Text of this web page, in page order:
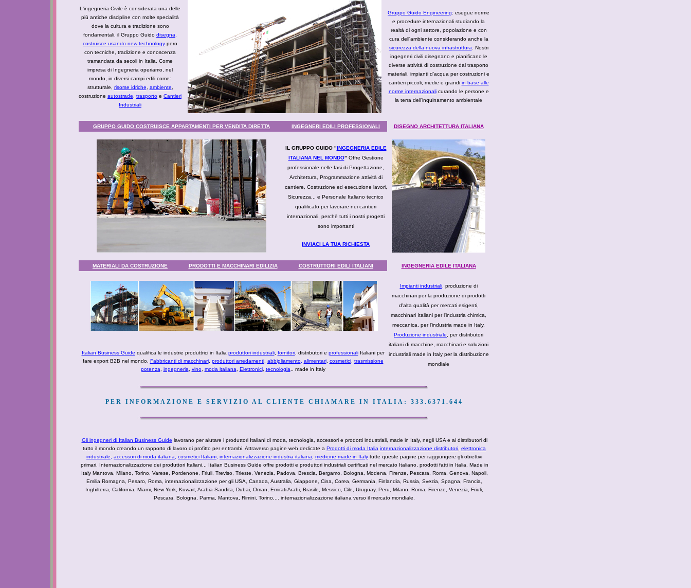
L'ingegneria Civile è considerata una delle
più antiche discipline con molte specialità
dove la cultura e tradizione sono
fondamentali, il Gruppo Guido disegna,
costruisce usando new technology pero
con tecniche, tradizione e conoscenza
tramandata da secoli in Italia. Come
impresa di Ingegneria operiamo, nel
mondo, in diversi campi edili come:
strutturale, risorse idriche ambiente
costruzione autostrade trasporto e Cantieri
Industriali
Gruppo Guido Engineering: esegue norme
e procedure internazionali studiando la
realtà di ogni settore, popolazione e con
cura dell'ambiente considerando anche la
sicurezza della nuova infrastruttura . Nostri
ingegneri civili disegnano e pianificano le
diverse attività di costruzione dal trasporto
materiali, impianti d'acqua per costruzioni e
cantieri piccoli, medie e grandi in base alle
norme internazionalicurando le persone e
la terra dell'inquinamento ambientale
GRUPPO GUIDO COSTRUISCE APPARTAMENTI PER VENDITA DIRETTA INGEGNERI EDILI PROFESSIONALI DISEGNO ARCHITETTURA ITALIANA
IL GRUPPO GUIDO "INGEGNERIA EDILE
ITALIANA NEL MONDO" Offre Gestione
professionale nelle fasi di Progettazione,
Architettura, Programmazione attività di
cantiere, Costruzione ed esecuzione lavori,
Sicurezza... e Personale Italiano tecnico
qualificato per lavorare nei cantieri
internazionali, perchè tutti i nostri progetti
sono importanti
INVIACI LA TUA RICHIESTA
MATERIALI DA COSTRUZIONE PRODOTTI E MACCHINARI EDILIZIA COSTRUTTORI EDILI ITALIANI INGEGNERIA EDILE ITALIANA
Impianti industriali, produzione di
macchinari per la produzione di prodotti
d'alta qualità per mercati esigenti,
macchinari Italiani per l'industria chimica,
meccanica, per l'industria made in Italy.
Produzione industriale , per distributori
italiani di macchine, macchinari e soluzioni
industriali made in Italy per la distribuzione
mondiale
Italian Business Guide qualifica le industrie produttrici in Italia produttori industriali, fornitori, distributori e professionaliItaliani per
fare export B2B nel mondo. Fabbricanti di macchinari, produttori arredamenti, abbigliamento, alimentari, cosmetici, trasmissione
potenza
ingegneria vino, moda italiana Elettronici, tecnologia .. made in Italy
PER INFORMAZIONE E SERVIZIO AL CLIENTE CHIAMARE IN ITALIA: 333.6371.644
Gli ingegneri di Italian Business Guide lavorano per aiutare i produttori Italiani di moda, tecnologia, accessori e prodotti industriali, made in Italy, negli USA e ai distributori di
tutto il mondo creando un rapporto di lavoro di profitto per entrambi. Attraverso pagine web dedicate a Prodotti di moda Italia internazionalizzazione distributori elettronica
industriale
accessori di moda italiana, cosmetici Italiani, internazionalizzazione industria italiana, medicine made in Italy tutte queste pagine per raggiungere gli obiettivi
primari. Internazionalizzazione dei produttori Italiani... Italian Business Guide offre prodotti e produttori industriali certificati nel mercato Italiano, prodotti fatti in Italia. Made in
Italy Mantova, Milano, Torino, Varese, Pordenone, Friuli, Treviso, Trieste, Venezia, Padova, Brescia, Bergamo, Bologna, Modena, Firenze, Pescara, Roma, Genova, Napoli,
Emilia Romagna, Pesaro, Roma, internazionalizzazione per gli USA, Canada, Australia, Giappone, Cina, Corea, Germania, Finlandia, Russia, Svezia, Spagna, Francia,
Inghilterra, California, Miami, New York, Kuwait, Arabia Saudita, Dubai, Oman, Emirati Arabi, Brasile, Messico, Cile, Uruguay, Peru, Milano, Roma, Firenze, Venezia, Friuli,
Pescara, Bologna, Parma, Mantova, Rimini, Torino,... internazionalizzazione italiana verso il mercato mondiale.